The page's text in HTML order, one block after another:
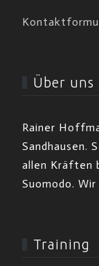
Über uns
Rainer
Sandhausen.
allen Kräften
Suomodo.
Training